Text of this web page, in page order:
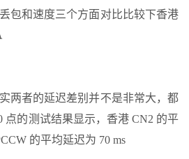
包和速度三个方面对比比较下香港
两者的延迟差别并不是非常大，都
点的测试结果显示，香港 CN2 的平
的平均延迟为 70 ms